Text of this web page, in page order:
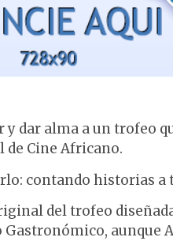
y dar alma a un trofeo
de Cine Africano.
contando historias a
del trofeo
Gastronómico,